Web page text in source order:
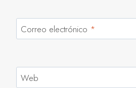
Correo electrónico *
Web